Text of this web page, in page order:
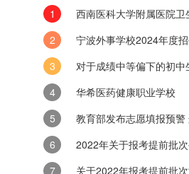
职业技术学校本科院校
职业技术学校成立于2006年，是一所全
继续教育学院龙泉直属教学部，四川大学
职业技术学校
职业技术学校成立于2006年，是一所全
继续教育学院龙泉直属教学部，四川大学
职业技术学校
西南医科大学附属医院
华希医药健康职业学校